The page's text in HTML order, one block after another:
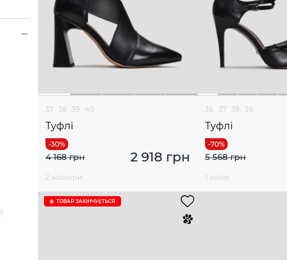
)
37 38 39 40
Туфлі
2 918 грн
4 168 грн
2 кольори
36 37 38 39
Туфлі
5 568 грн
1 колір
ТОВАР ЗАКІНЧУЄTЬСЯ